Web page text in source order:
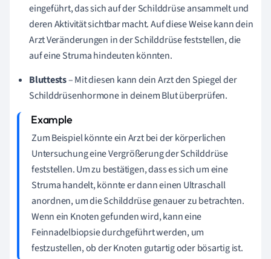
eingeführt, das sich auf der Schilddrüse ansammelt und
deren Aktivität sichtbar macht. Auf diese Weise kann dein
Arzt Veränderungen in der Schilddrüse feststellen, die
auf eine Struma hindeuten könnten.
Bluttests– Mit diesen kann dein Arzt den Spiegel der
Schilddrüsenhormone in deinem Blut überprüfen.
Zum Beispiel könnte ein Arzt bei der körperlichen
Untersuchung eine Vergrößerung der Schilddrüse
feststellen. Um zu bestätigen, dass es sich um eine
Struma handelt, könnte er dann einen Ultraschall
anordnen, um die Schilddrüse genauer zu betrachten.
Wenn ein Knoten gefunden wird, kann eine
Feinnadelbiopsie durchgeführt werden, um
festzustellen, ob der Knoten gutartig oder bösartig ist.